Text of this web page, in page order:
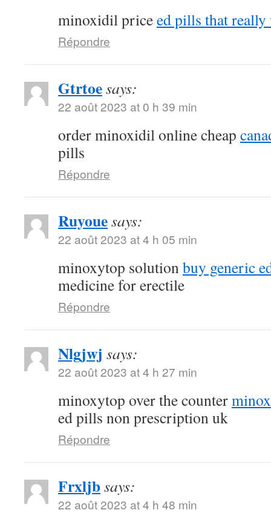
minoxidil priceed pills that
Répondre
Gtrtoesays:
22 août 2023 at 0 h 39 min
order minoxidil online cheap
pills
Répondre
Ruyouesays:
22 août 2023 at 4 h 05 min
minoxytop solutionbuy generic
medicine for erectile
Répondre
Nlgjwj says:
22 août 2023 at 4 h 27 min
minoxytop over the counter
ed pills non prescription uk
Répondre
Frxljbsays:
22 août 2023 at 4 h 48 min